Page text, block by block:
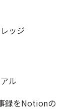
ッジ
ル
録をNotionの